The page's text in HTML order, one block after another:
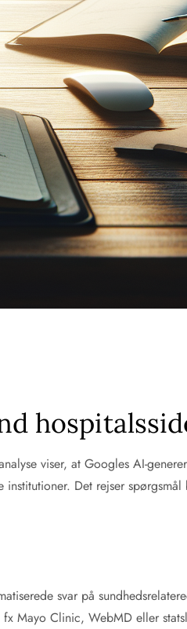
viser, at Googles AI-
institutioner. Det rejser
svar på
Mayo Clinic, WebMD eller